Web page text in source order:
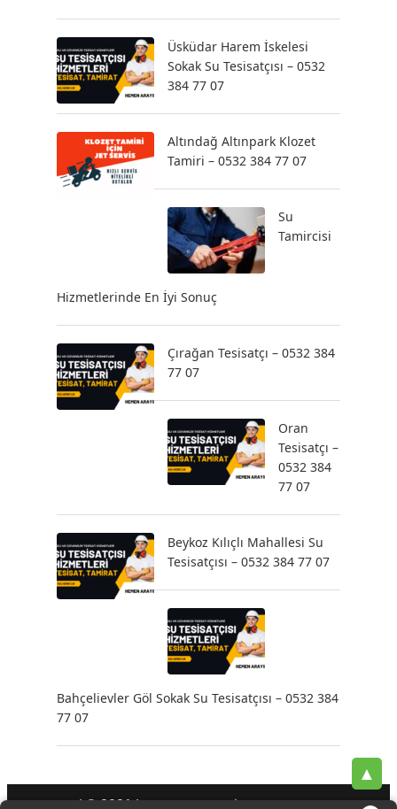
Üsküdar Harem İskelesi
Sokak Su Tesisatçısı – 0532
384 77 07
Altındağ Altınpark Klozet
Tamiri – 0532 384 77 07
Su
Tamircisi
Hizmetlerinde En İyi Sonuç
Çırağan Tesisatçı – 0532 384
77 07
Oran
Tesisatçı –
0532 384
77 07
Beykoz Kılıçlı Mahallesi Su
Tesisatçısı – 0532 384 77 07
Bahçelievler Göl Sokak Su Tesisatçısı – 0532 384
77 07
▲
| © 2021 |- - - Klozet